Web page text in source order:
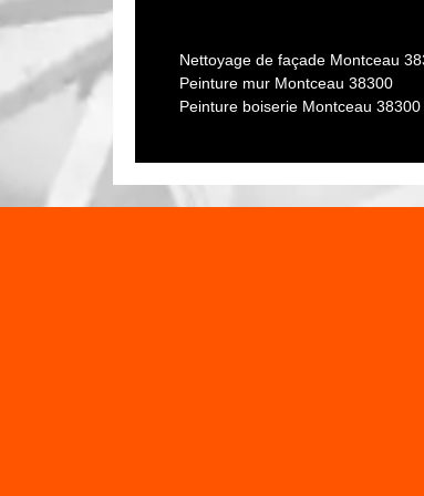
En plus de donner du design à votre
intempéries, des moisissures. Procéder
particuliers c’est pourquoi il est
La réparation des dommages sur votre
effectuée. Cela peut comprendre le
préparation des surfaces pour la
Tout projet de Ravalement de façade
nécessaire de faire appel à un
d’entretien de façade à Montceau.
le type de matériau qui constitue votre
Nettoyage de façade Montceau
Peinture mur Montceau 38300
Peinture boiserie Montceau 38300